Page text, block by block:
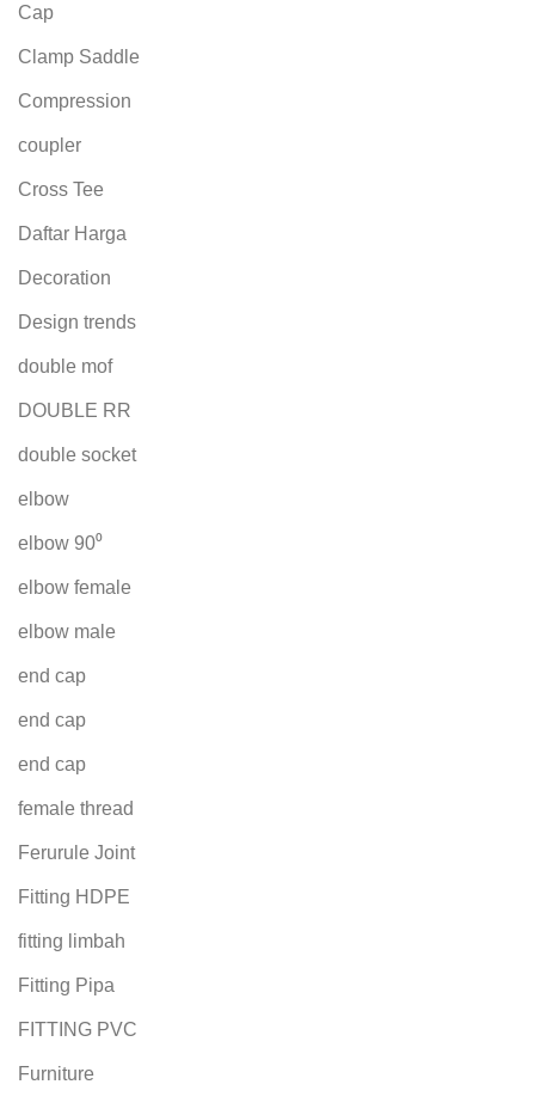
Cap
Clamp Saddle
Compression
coupler
Cross Tee
Daftar Harga
Decoration
Design trends
double mof
DOUBLE RR
double socket
elbow
elbow 90⁰
elbow female
elbow male
end cap
end cap
end cap
female thread
Ferurule Joint
Fitting HDPE
fitting limbah
Fitting Pipa
FITTING PVC
Furniture